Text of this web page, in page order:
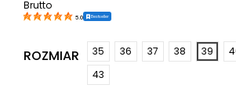
Brutto
5.0 Bestseller
ROZMIAR 35 36 37 38 39
43